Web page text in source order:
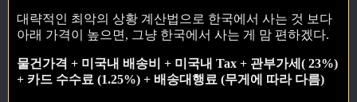
대략적인 최악의 상황 계산법으로 한국에서 사는 것 보다
아래 가격이 높으면, 그냥 한국에서 사는 게 맘 편하겠다.
물건가격 + 미국내 배송비 + 미국내 Tax + 관부가세( 23%)
+ 카드 수수료 (1.25%) + 배송대행료 (무게에 따라 다름)